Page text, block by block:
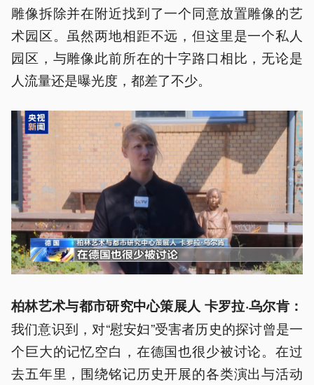
雕像拆除并在附近找到了一个同意放置雕像的艺
术园区。虽然两地相距不远，但这里是一个私人
园区，与雕像此前所在的十字路口相比，无论是
人流量还是曝光度，都差了不少。
柏林艺术与都市研究中心策展人 卡罗拉·乌尔肯 ：
我们意识到，对“慰安妇”受害者历史的探讨曾是一
个巨大的记忆空白，在德国也很少被讨论。在过
去五年里，围绕铭记历史开展的各类演出与活动